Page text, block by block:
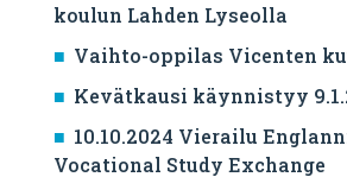
koulun Lahden Lyseolla
Vaihto-oppilas Vicenten
Kevätkausi käynnistyy
10.10.2024 Vierailu
Vocational Study Exchange